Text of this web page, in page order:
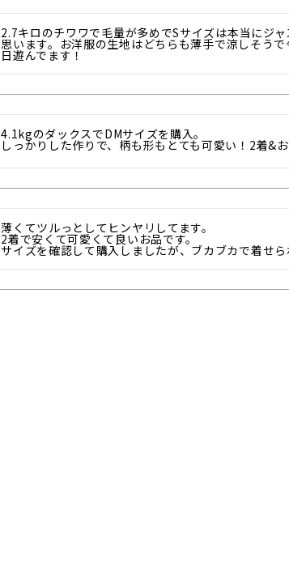
2.7キロのチワワで毛量が多めでSサイズは本当にジ
思います。お洋服の生地はどちらも薄手で涼しそう
日遊んでます！
4.1kgのダックスでDMサイズを購入。
しっかりした作りで、柄も形もとても可愛い！2着&
薄くてツルっとしてヒンヤリしてます。
2着で安くて可愛くて良いお品です。
サイズを確認して購入しましたが、ブカブカで着せら